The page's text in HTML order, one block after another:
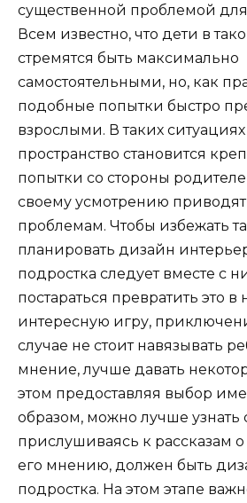
существенной проблемой
Всем известно, что дети в
стремятся быть максимально
самостоятельными, но, как
подобные попытки быстро
взрослыми. В таких
пространство становится
попытки со стороны
своему усмотрению
проблемам. Чтобы избежать
планировать дизайн
подростка следует вместе с
постараться превратить это в
интересную игру,
случае не стоит навязывать
мнение, лучше давать
этом предоставляя выбор
образом, можно лучше узнать
прислушиваясь к рассказам
его мнению, должен быть
подростка. На этом этапе